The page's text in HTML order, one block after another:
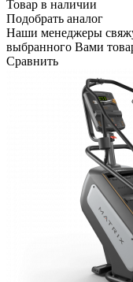
Товар в наличии
Подобрать аналог
Наши менеджеры
выбранного Вами
Сравнить